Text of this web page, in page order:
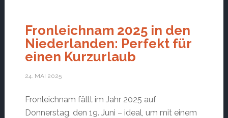
Fronleichnam 2025 in den
Niederlanden: Perfekt für
einen Kurzurlaub
24. MAI 2025
Fronleichnam fällt im Jahr 2025 auf
Donnerstag, den 19. Juni – ideal, um mit einem